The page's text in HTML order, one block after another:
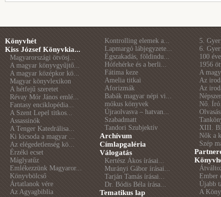
Könyvhét
Kiss József Könyvkia...
Magyarországi ötvösj...
A magyar könyvgyűjtő...
A magyar középkor kö...
Magyar könyvlexikon
A hétfejű szeretet
Révay Mór János emlé...
Fantasy enciklopédia...
A Szent Lepel titkos...
Assassinók
A Tenger Katedrálisa...
Ki kicsoda a magyar ...
Az elégedetlenség kö...
Érzéki ecset
Máglyatűz
Emlékezzünk Magyaror...
Könyvbölcső
Ártatlanok vére
Az Agyagbiblia
Kontrolling elemek a...
Lapmargó lábjegyzete...
Égszakadás, földindu...
Hófehérke és a berli...
Fátima keze
Amelia titkai
Aforizmák
Babák magyar népi vi...
mókus könyvek
Újraolvasva – hatvan...
Szabadmatt
Tandori Szubjektív
Archívum
Címlapgaléria
Válogatás
Kertész Ákos írásai...
Murányi Gábor írásai...
Tarján Tamás írásai...
Dr. Bódis Béla írása...
Tematikus lap
5.
6.
100
1956
A
Az
Az
Nő.
XIII.
Nők a
Szép
Ember
Újabb
A